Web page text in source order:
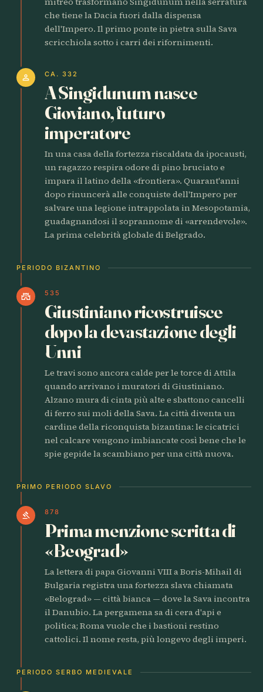
che tiene la Dacia fuori dalla dispensa
dell'Impero. Il primo ponte in pietra sulla Sava
scricchiola sotto i carri dei rifornimenti.
person CA. 332
A Singidunum nasce
Gioviano, futuro
imperatore
In una casa della fortezza riscaldata da ipocausti,
un ragazzo respira odore di pino bruciato e
impara il latino della «frontiera». Quarant'anni
dopo rinuncerà alle conquiste dell'Impero per
salvare una legione intrappolata in Mesopotamia,
guadagnandosi il soprannome di «arrendevole».
La prima celebrità globale di Belgrado.
PERIODO BIZANTINO
castle 535
Giustiniano ricostruisce
dopo la devastazione degli
Unni
Le travi sono ancora calde per le torce di Attila
quando arrivano i muratori di Giustiniano.
Alzano mura di cinta più alte e sbattono cancelli
di ferro sui moli della Sava. La città diventa un
cardine della riconquista bizantina: le cicatrici
nel calcare vengono imbiancate così bene che le
spie gepide la scambiano per una città nuova.
PRIMO PERIODO SLAVO
gavel 878
Prima menzione scritta di
«Beograd»
La lettera di papa Giovanni VIII a Boris-Mihail di
Bulgaria registra una fortezza slava chiamata
«Belograd» — città bianca — dove la Sava incontra
il Danubio. La pergamena sa di cera d'api e
politica; Roma vuole che i bastioni restino
cattolici. Il nome resta, più longevo degli imperi.
PERIODO SERBO MEDIEVALE